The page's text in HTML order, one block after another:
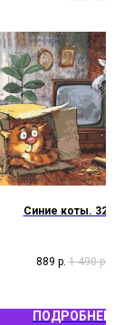
Синие коты. 3232
889 р. 1 490 р.
ПОДРОБНЕЕ